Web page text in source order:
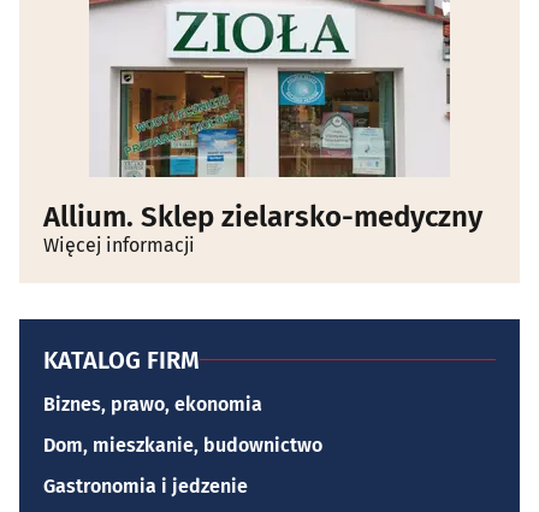
Allium. Sklep zielarsko-medyczny
Więcej informacji
KATALOG FIRM
Biznes, prawo, ekonomia
Dom, mieszkanie, budownictwo
Gastronomia i jedzenie